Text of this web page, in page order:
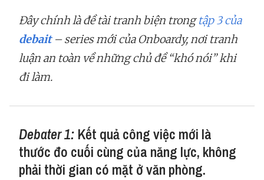
Đây chính là đề tài tranh biện trongtập 3 của
debait– series mới của Onboardy, nơi tranh
luận an toàn về những chủ đề “khó nói” khi
đi làm.
Debater 1: Kết quả công việc mới là
thước đo cuối cùng của năng lực, không
phải thời gian có mặt ở văn phòng.